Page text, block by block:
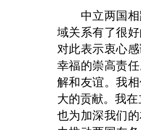
中立两国相
域关系有了很
对此表示衷心
幸福的崇高责
解和友谊。我
大的贡献。我
也为加深我们